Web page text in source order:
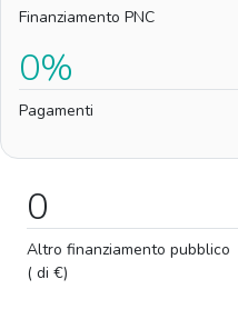
Finanziamento PNC
0%
Pagamenti
0
Altro finanziamento pubblico
( di €)